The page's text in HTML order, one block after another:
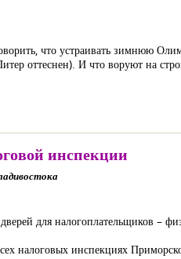
что устраивать зимнюю
оттеснен). И что воруют на
инспекции
для налогоплательщиков –
налоговых инспекциях